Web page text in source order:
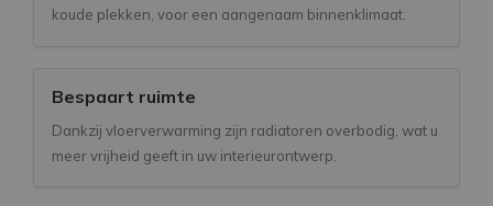
koude plekken, voor een aangenaam binnenklimaat.
Bespaart ruimte
Dankzij vloerverwarming zijn radiatoren overbodig, wat u
meer vrijheid geeft in uw interieurontwerp.